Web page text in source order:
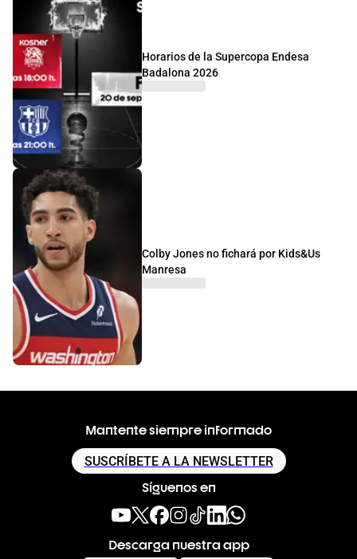
Horarios de la Supercopa Endesa
Badalona 2026
Colby Jones no fichará por Kids&Us
Manresa
Mantente siempre informado
SUSCRÍBETE A LA NEWSLETTER
Síguenos en
Descarga nuestra app